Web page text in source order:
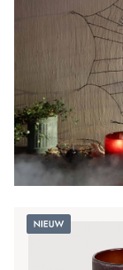
Nieuw